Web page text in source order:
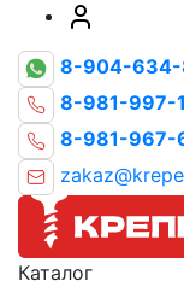
8-904-
8-981-997-
8-981-967-
Каталог